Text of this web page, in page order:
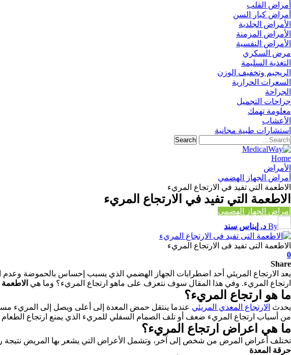
أمراض القلب
أمراض كبار السن
الأمراض الجلدية
الأمراض المزمنة
الأمراض النفسية
مرض السكري
التغذية السليمة
الريجيم وتخفيف الوزن
السعرات الحرارية
الجراحة
جراحات التجميل
معلومة تهمك
الأعشاب
استشارات طبية مجانية
Home
الأمراض
أمراض الجهاز الهضمي
الاطعمة التي تفيد في الارتجاع المريء
الاطعمة التي تفيد في الارتجاع المريء
أمراض الجهاز الهضمي
By د. إيناس سند
الاطعمة التى تفيد فى الارتجاع المريء
0
Share
يعد الارتجاع المريئي أحد اضطرابات الجهاز الهضمي الذي يسبب إحساس بالحموضة وعدم
ارتجاع المريء. وفي هذا المقال سوف نتعرف على ماهو ارتجاع المريء؟ وما هي
ما هو ارتجاع المريء؟
يحدث الارتجاع المعدي المريئي عندما ينتقل حمض المعدة إلى أعلى ويصل إلى المريء
من أسباب ارتجاع المريء ضعف أو تلف الصمام السفلي للمريء الذي يمنع ارتجاع
ما هي اعراض ارتجاع المريء؟
تختلف أعراض المرض من شخص إلى آخر، وتشمل الأعراض التي يشعر بها المريض نتيجة
حرقة المعدة